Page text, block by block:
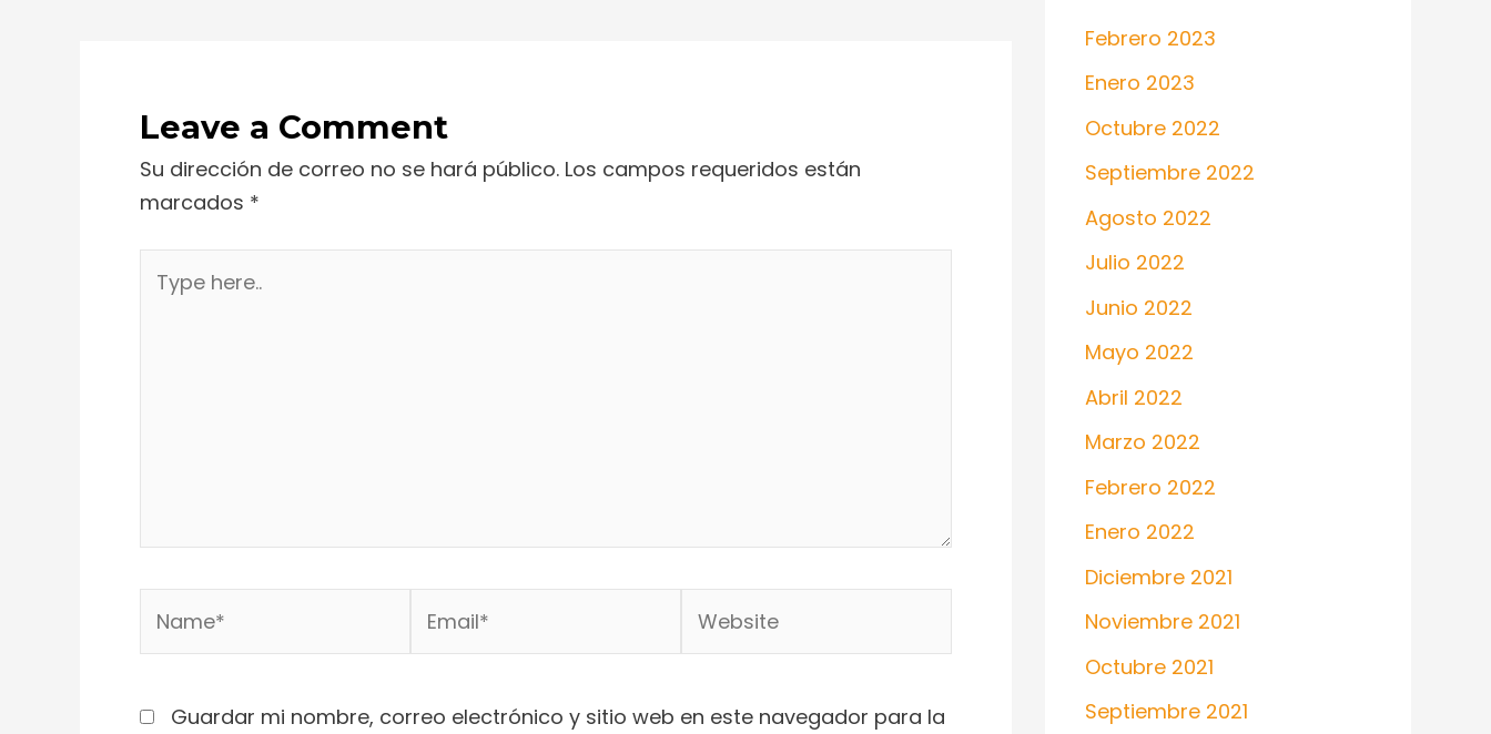
Leave a Comment
Su dirección de correo no se hará público. Los campos requeridos están
marcados *
here..
Guardar mi nombre, correo electrónico y sitio web en este navegador para la
Febrero 2023
Enero 2023
Octubre 2022
Septiembre 2022
Agosto 2022
Julio 2022
Junio 2022
Mayo 2022
Abril 2022
Marzo 2022
Febrero 2022
Enero 2022
Diciembre 2021
Noviembre 2021
Octubre 2021
Septiembre 2021